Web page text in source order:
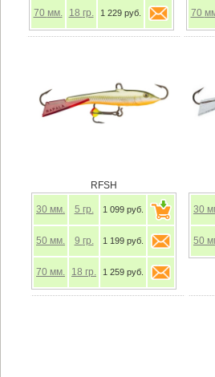
70 мм. 18 гр. 1 229 руб. 70
RFSH
30 мм. 5 гр. 1 099 руб.
50 мм. 9 гр. 1 199 руб.
70 мм. 18 гр. 1 259 руб.
30
50